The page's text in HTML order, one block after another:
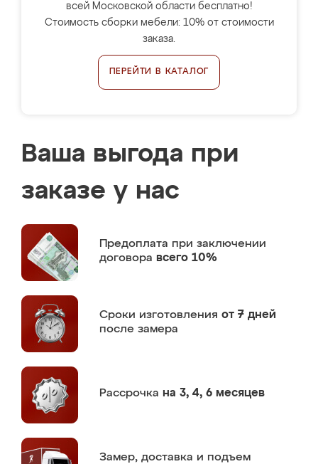
всей Московской области бесплатно!
Стоимость сборки мебели: 10% от стоимости
заказа.
ПЕРЕЙТИ В КАТАЛОГ
Ваша выгода при
заказе у нас
Предоплата при заключении
договора всего 10%
Сроки изготовления от 7 дней
после замера
Рассрочка на 3, 4, 6 месяцев
Замер, доставка и подъем